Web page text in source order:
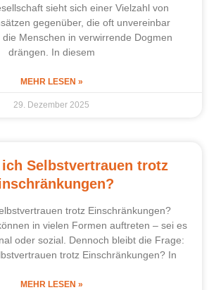
sieht sich einer Vielzahl von
gegenüber, die oft unvereinbar
Menschen in verwirrende Dogmen
drängen. In diesem
MEHR LESEN »
29. Dezember 2025
Selbstvertrauen trotz
trotz Einschränkungen?
in vielen Formen auftreten – sei es
oder sozial. Dennoch bleibt die Frage:
trotz Einschränkungen? In
MEHR LESEN »